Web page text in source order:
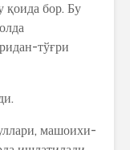
қоида бор. Бу
тўғри
машоихи-